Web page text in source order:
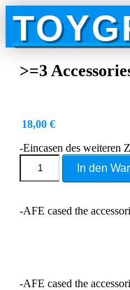
to
content
>=3
18,00 €
-Eincasen des weiteren
Accessories
(18€)
In den
-AFE cased the
-AFE cased the